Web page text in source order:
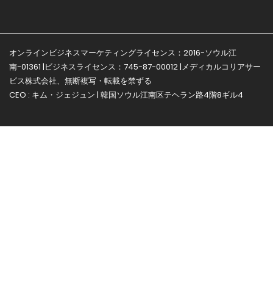
オンラインビジネスマーケティングライセンス：2016-ソウル江
南-01361 |ビジネスライセンス：745-87-00012 |メディカルコリアサー
ビス株式会社、無断複写・転載を禁ずる
CEO : キム・ジェジュン | 韓国ソウル江南区テヘラン路4階8ギル4